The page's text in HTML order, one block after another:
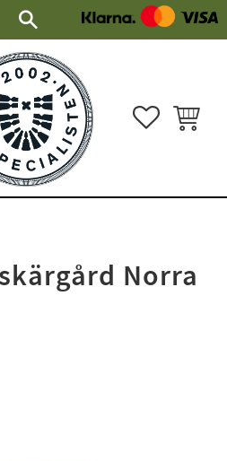
FAVORITER
Norra